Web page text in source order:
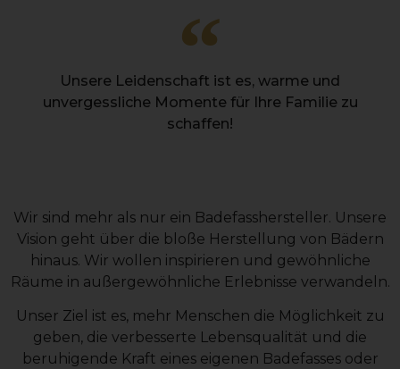
Unsere Leidenschaft ist es, warme und
unvergessliche Momente für Ihre Familie zu
schaffen!
Wir sind mehr als nur ein Badefasshersteller. Unsere
Vision geht über die bloße Herstellung von Bädern
hinaus. Wir wollen inspirieren und gewöhnliche
Räume in außergewöhnliche Erlebnisse verwandeln.
Unser Ziel ist es, mehr Menschen die Möglichkeit zu
geben, die verbesserte Lebensqualität und die
beruhigende Kraft eines eigenen Badefasses oder